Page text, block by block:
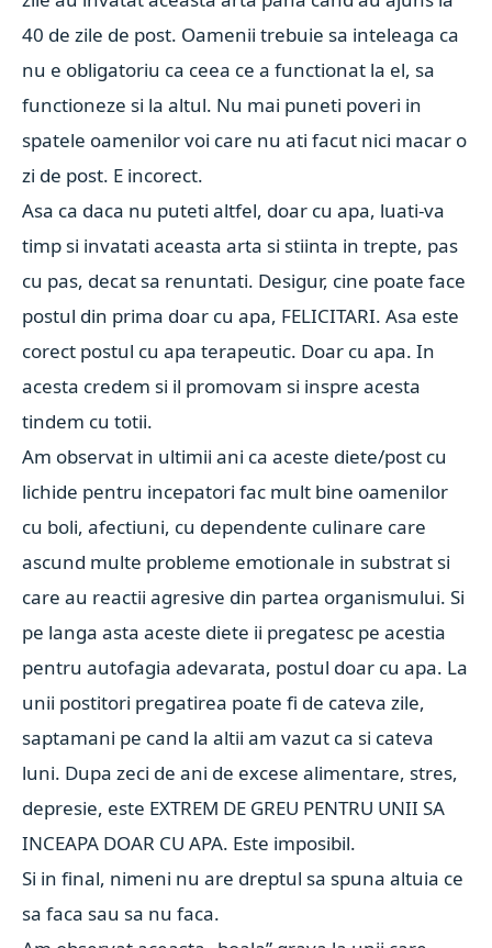
40 de zile de post. Oamenii trebuie sa inteleaga ca
nu e obligatoriu ca ceea ce a functionat la el, sa
functioneze si la altul. Nu mai puneti poveri in
spatele oamenilor voi care nu ati facut nici macar o
zi de post. E incorect.
Asa ca daca nu puteti altfel, doar cu apa, luati-va
timp si invatati aceasta arta si stiinta in trepte, pas
cu pas, decat sa renuntati. Desigur, cine poate face
postul din prima doar cu apa, FELICITARI. Asa este
corect postul cu apa terapeutic. Doar cu apa. In
acesta credem si il promovam si inspre acesta
tindem cu totii.
Am observat in ultimii ani ca aceste diete/post cu
lichide pentru incepatori fac mult bine oamenilor
cu boli, afectiuni, cu dependente culinare care
ascund multe probleme emotionale in substrat si
care au reactii agresive din partea organismului. Si
pe langa asta aceste diete ii pregatesc pe acestia
pentru autofagia adevarata, postul doar cu apa. La
unii postitori pregatirea poate fi de cateva zile,
saptamani pe cand la altii am vazut ca si cateva
luni. Dupa zeci de ani de excese alimentare, stres,
depresie, este EXTREM DE GREU PENTRU UNII SA
INCEAPA DOAR CU APA. Este imposibil.
Si in final, nimeni nu are dreptul sa spuna altuia ce
sa faca sau sa nu faca.